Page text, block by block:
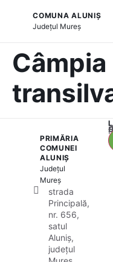
COMUNA ALUNIȘ
Județul Mureș
Câmpia
PRIMĂRIA
COMUNEI
ALUNIȘ
Județul
Mureș
strada
Principală,
nr. 656,
satul
Aluniș,
județul
Acest conținut